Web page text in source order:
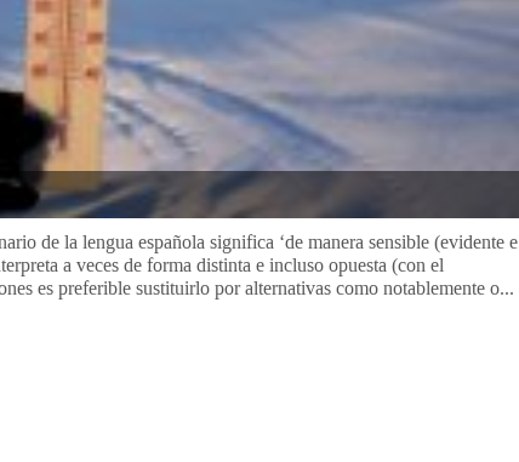
de la lengua española significa ‘de manera sensible (evidente e
a veces de forma distinta e incluso opuesta (con el
es preferible sustituirlo por alternativas como notablemente o...